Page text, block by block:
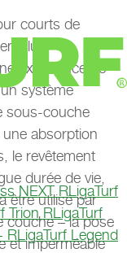
NEXT RLigaTurf
Trion RLigaTurf
RLigaTurf Legend
courts de
plus
expérience de
système
sous-couche
absorption
le revêtement
durée de vie,
être utilisé par
couche – la pose
et imperméable